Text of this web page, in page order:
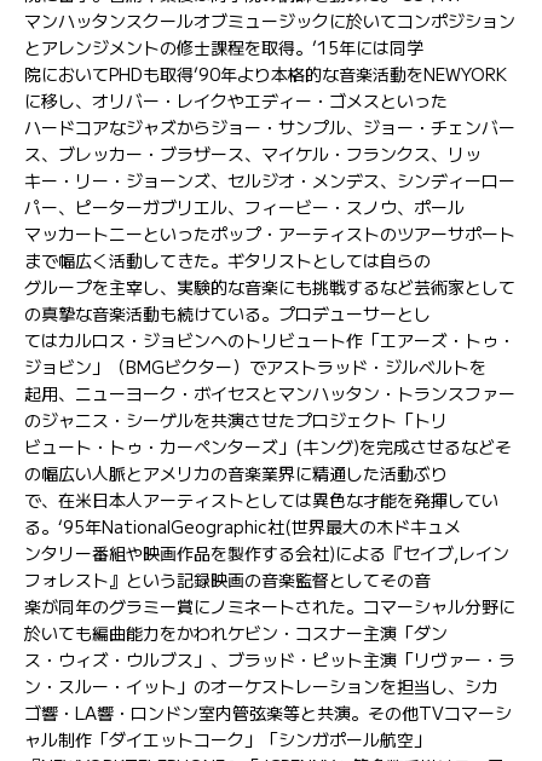
マンハッタンスクールオブミュージックに於いてコンポジション
とアレンジメントの修士課程を取得。’15年には同学
院においてPHDも取得’90年より本格的な音楽活動をNEWYORK
に移し、オリバー・レイクやエディー・ゴメスといった
ハードコアなジャズからジョー・サンプル、ジョー・チェンバー
ス、ブレッカー・ブラザース、マイケル・フランクス、リッ
キー・リー・ジョーンズ、セルジオ・メンデス、シンディーロー
パー、ピーターガブリエル、フィービー・スノウ、ポール
マッカートニーといったポップ・アーティストのツアーサポート
まで幅広く活動してきた。ギタリストとしては自らの
グループを主宰し、実験的な音楽にも挑戦するなど芸術家として
の真摯な音楽活動も続けている。プロデューサーとし
てはカルロス・ジョビンへのトリビュート作「エアーズ・トゥ・
ジョビン」（BMGビクター）でアストラッド・ジルベルトを
起用、ニューヨーク・ボイセスとマンハッタン・トランスファー
のジャニス・シーゲルを共演させたプロジェクト「トリ
ビュート・トゥ・カーペンターズ」(キング)を完成させるなどそ
の幅広い人脈とアメリカの音楽業界に精通した活動ぶり
で、在米日本人アーティストとしては異色な才能を発揮してい
る。‘95年NationalGeographic社(世界最大の木ドキュメ
ンタリー番組や映画作品を製作する会社)による『セイブ,レイン
フォレスト』という記録映画の音楽監督としてその音
楽が同年のグラミー賞にノミネートされた。コマーシャル分野に
於いても編曲能力をかわれケビン・コスナー主演「ダン
ス・ウィズ・ウルブス」、ブラッド・ピット主演「リヴァー・ラ
ン・スルー・イット」のオーケストレーションを担当し、シカ
ゴ響・LA響・ロンドン室内管弦楽等と共演。その他TVコマーシ
ャル制作「ダイエットコーク」「シンガポール航空」